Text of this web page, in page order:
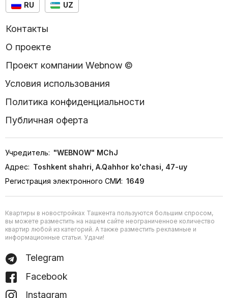
RU UZ
Контакты
О проекте
Проект компании Webnow ©
Условия использования
Политика конфиденциальности
Публичная оферта
Учредитель: "WEBNOW" MChJ
Адрес: Toshkent shahri, A.Qahhor ko'chasi, 47-uy
Регистрация электронного СМИ: 1649
Квартиры в новостройках Ташкента пользуются большим спросом,
вы можете разместить на нашем сайте неограниченное количество
квартир любой из категорий. А также разместить рекламные и
информационные статьи. Удачи!
Telegram
Facebook
Instagram